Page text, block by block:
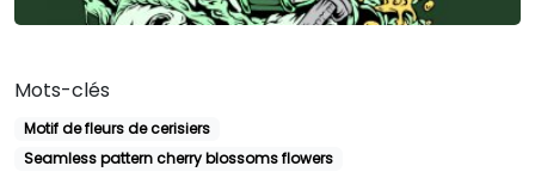
Mots-clés
Motif de fleurs de cerisiers
Seamless pattern cherry blossoms flowers